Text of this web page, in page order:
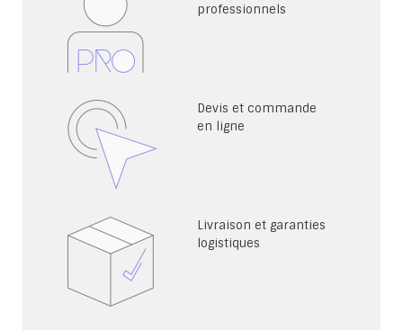
professionnels
Devis et commande
en ligne
Livraison et garanties
logistiques